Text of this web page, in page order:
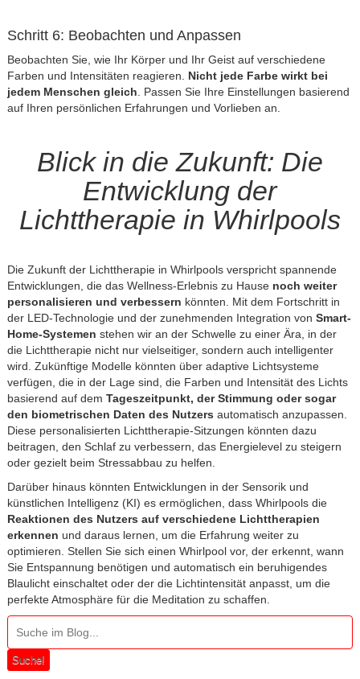
Schritt 6: Beobachten und Anpassen
Beobachten Sie, wie Ihr Körper und Ihr Geist auf verschiedene
Farben und Intensitäten reagieren. Nicht jede Farbe wirkt bei
jedem Menschen gleich . Passen Sie Ihre Einstellungen basierend
auf Ihren persönlichen Erfahrungen und Vorlieben an.
Blick in die Zukunft: Die
Entwicklung der
Lichttherapie in Whirlpools
Die Zukunft der Lichttherapie in Whirlpools verspricht spannende
Entwicklungen, die das Wellness-Erlebnis zu Hause noch weiter
personalisieren und verbessern könnten. Mit dem Fortschritt in
der LED-Technologie und der zunehmenden Integration von Smart-
Home-Systemen stehen wir an der Schwelle zu einer Ära, in der
die Lichttherapie nicht nur vielseitiger, sondern auch intelligenter
wird. Zukünftige Modelle könnten über adaptive Lichtsysteme
verfügen, die in der Lage sind, die Farben und Intensität des Lichts
basierend auf dem Tageszeitpunkt, der Stimmung oder sogar
den biometrischen Daten des Nutzers automatisch anzupassen.
Diese personalisierten Lichttherapie-Sitzungen könnten dazu
beitragen, den Schlaf zu verbessern, das Energielevel zu steigern
oder gezielt beim Stressabbau zu helfen.
Darüber hinaus könnten Entwicklungen in der Sensorik und
künstlichen Intelligenz (KI) es ermöglichen, dass Whirlpools die
Reaktionen des Nutzers auf verschiedene Lichttherapien
erkennen und daraus lernen, um die Erfahrung weiter zu
optimieren. Stellen Sie sich einen Whirlpool vor, der erkennt, wann
Sie Entspannung benötigen und automatisch ein beruhigendes
Blaulicht einschaltet oder der die Lichtintensität anpasst, um die
perfekte Atmosphäre für die Meditation zu schaffen.
Suche!